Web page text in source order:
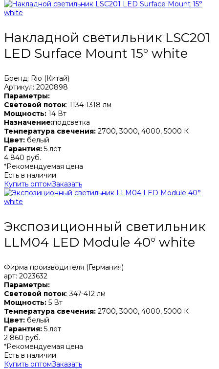
Накладной светильник LSC201
LED Surface Mount 15° white
Бренд: Rio (Китай)
Артикул: 2020898
Параметры:
Световой поток: 1134-1318 лм
Мощность: 14 Вт
Назначение:подсветка
Температура свечения: 2700, 3000, 4000, 5000 К
Цвет: белый
Гарантия: 5 лет
4 840 руб.
*Рекомендуемая цена
Есть в наличии
Купить оптомЗаказать
Экспозиционный светильник
LLM04 LED Module 40° white
Фирма производителя (Германия)
арт: 2023632
Параметры:
Световой поток: 347-412 лм
Мощность: 5 Вт
Температура свечения: 2700, 3000, 4000, 5000 К
Цвет: белый
Гарантия: 5 лет
2 860 руб.
*Рекомендуемая цена
Есть в наличии
Купить оптомЗаказать